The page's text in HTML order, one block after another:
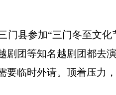
县参加“三门冬至文化
剧团等知名越剧团都去
临时外请。顶着压力